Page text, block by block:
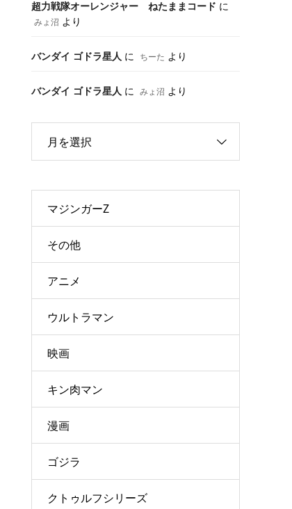
超力戦隊オーレンジャー ねたままコード に
みょ沼 より
バンダイ ゴドラ星人 に ちーた より
バンダイ ゴドラ星人 に みょ沼 より
月を選択
マジンガーZ
その他
アニメ
ウルトラマン
映画
キン肉マン
漫画
ゴジラ
クトゥルフシリーズ